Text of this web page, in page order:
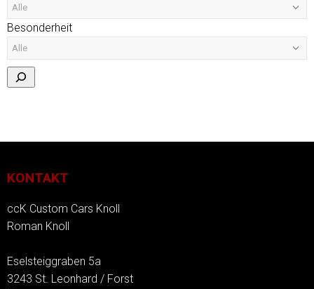
Besonderheit
KONTAKT
ccK Custom Cars Knoll
Roman Knoll
Eselsteiggraben 5a
3243 St. Leonhard / Forst